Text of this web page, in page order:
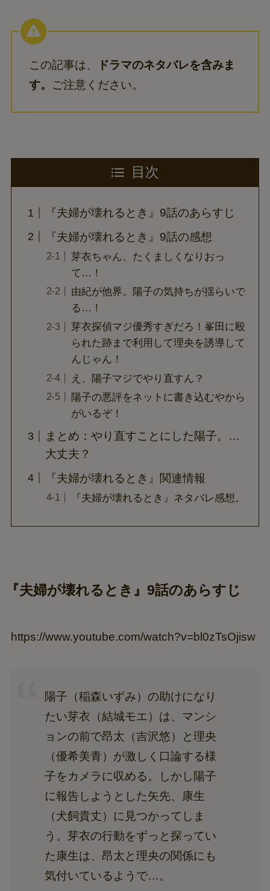
この記事は、
ドラマのネタバレを含みま
す。 ご注意ください。
目次
『夫婦が壊れるとき』9話のあらすじ
『夫婦が壊れるとき』9話の感想
芽衣ちゃん、たくましくなりおっ
て…！
由紀が他界。陽子の気持ちが揺らいで
る…！
芽衣探偵マジ優秀すぎだろ！峯田に殴
られた跡まで利用して理央を誘導して
んじゃん！
え、陽子マジでやり直すん？
陽子の悪評をネットに書き込むやから
がいるぞ！
まとめ：やり直すことにした陽子。…
大丈夫？
『夫婦が壊れるとき』関連情報
『夫婦が壊れるとき』ネタバレ感想。
『夫婦が壊れるとき』9話のあらすじ
https://www.youtube.com/watch?v=bl0zTsOjisw
陽子（稲森いずみ）の助けになり
たい芽衣（結城モエ）は、マンシ
ョンの前で昂太（吉沢悠）と理央
（優希美青）が激しく口論する様
子をカメラに収める。しかし陽子
に報告しようとした矢先、康生
（犬飼貴丈）に見つかってしま
う。芽衣の行動をずっと探ってい
た康生は、昂太と理央の関係にも
気付いているようで…。